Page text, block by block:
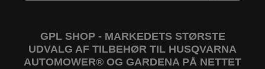
GPL SHOP - MARKEDETS STØRSTE
UDVALG AF TILBEHØR TIL HUSQVARNA
AUTOMOWER® OG GARDENA PÅ NETTET